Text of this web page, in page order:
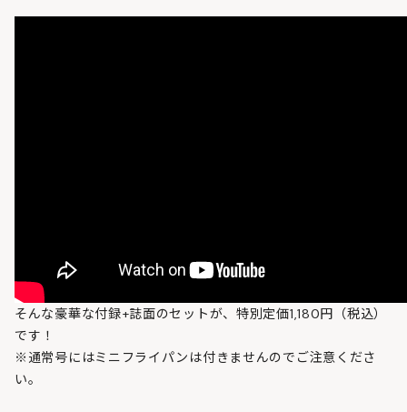
そんな豪華な付録+誌面のセットが、特別定価1,180円（税込）
です！
※通常号にはミニフライパンは付きませんのでご注意くださ
い。